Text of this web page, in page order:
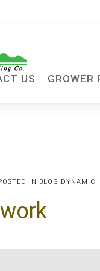
US GROWER
IN BLOG DYNAMIC